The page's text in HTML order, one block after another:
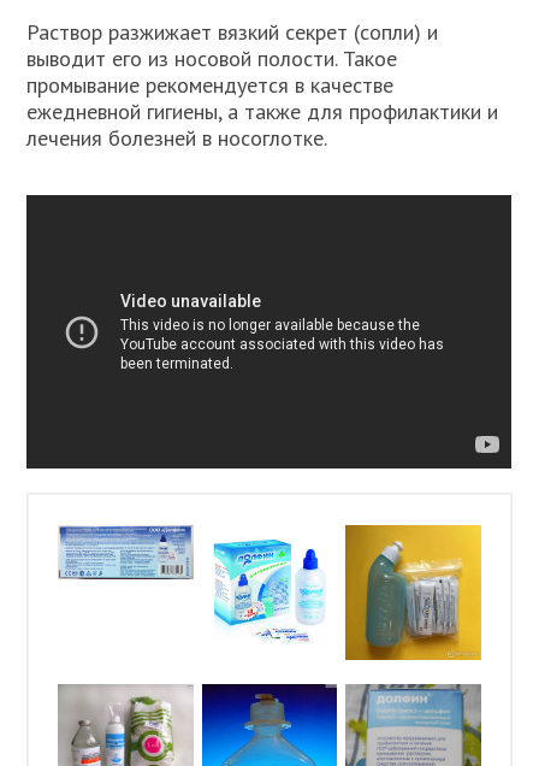
Раствор разжижает вязкий секрет (сопли) и
выводит его из носовой полости. Такое
промывание рекомендуется в качестве
ежедневной гигиены, а также для профилактики и
лечения болезней в носоглотке.